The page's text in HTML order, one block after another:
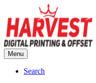
Menu
Search